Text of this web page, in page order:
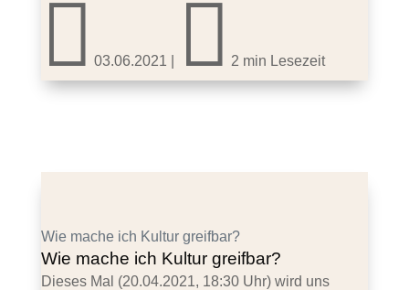
 03.06.2021  2 min Lesezeit
Wie mache ich Kultur greifbar?
Wie mache ich Kultur greifbar?
Dieses Mal (20.04.2021, 18:30 Uhr) wird uns